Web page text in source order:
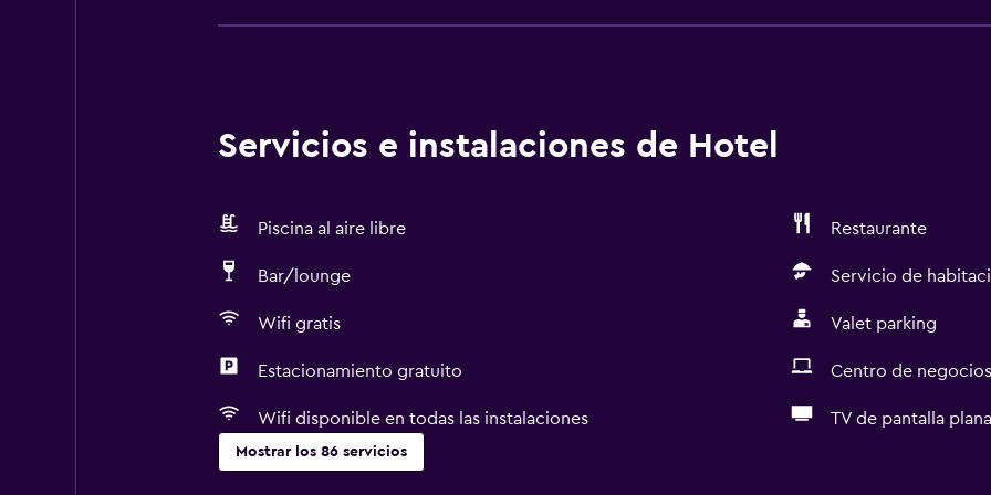
Servicios e instalaciones de Hotel
Piscina al aire libre Restaurante
Bar/lounge Servicio de
Wifi gratis Valet parking
Estacionamiento gratuito Centro de negocios
Wifi disponible en todas las instalaciones TV de pantalla plana
Mostrar los 86 servicios